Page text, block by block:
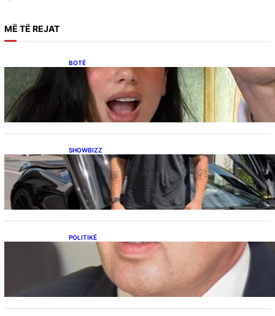
MË TË REJAT
BOTË
Besnik Qaka rrëfen atmosferën në dasmën e
Dua Lipës: “Një event gjigant me emra
botërorë”
SHOWBIZZ
Ish-banori i Big Brother VIP Kosova, Eduart
Kuqi ua mbyll gojën kritikëve, publikon
dëshmi për supermakinën luksoze
POLITIKË
Përplasja VV-LDK për gazin amerikan,
Kërçeli i përgjigjet Hotit: “Mbrojeni LDK-në, jo
aleancën me SHBA-në”